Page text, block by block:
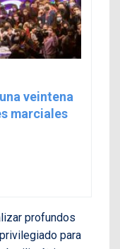
veintena
marciales
profundos
para